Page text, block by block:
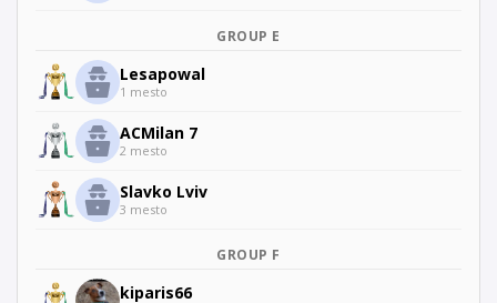
GROUP E
Lesapowal
1 mesto
ACMilan 7
2 mesto
Slavko Lviv
3 mesto
GROUP F
kiparis66